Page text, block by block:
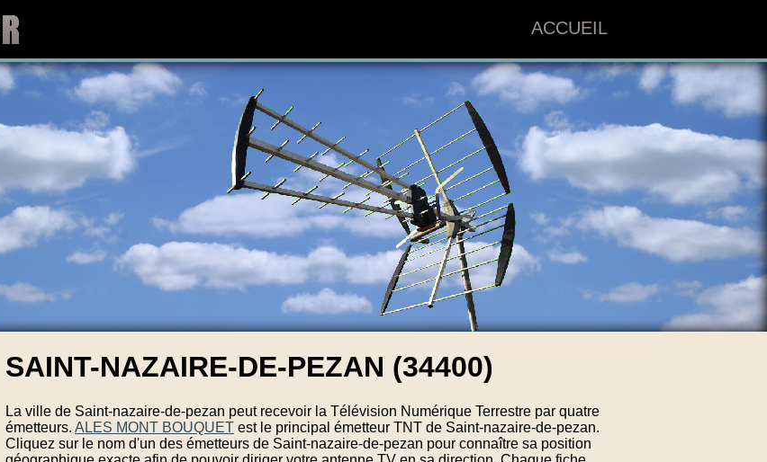
ACCUEIL
SAINT-NAZAIRE-DE-PEZAN (34400)
La ville de Saint-nazaire-de-pezan peut recevoir la Télévision Numérique Terrestre par quatre
émetteurs. ALES MONT BOUQUET est le principal émetteur TNT de Saint-nazaire-de-pezan.
Cliquez sur le nom d'un des émetteurs de Saint-nazaire-de-pezan pour connaître sa position